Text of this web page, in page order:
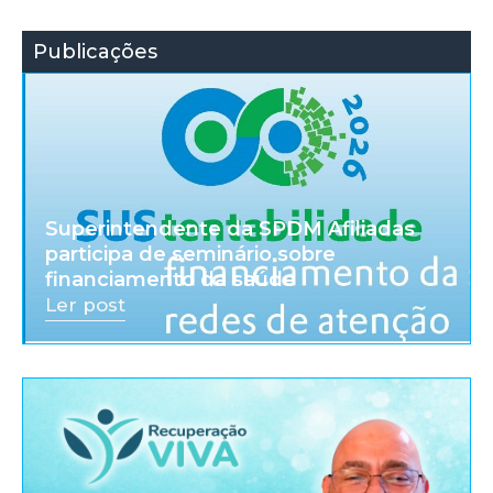
Publicações
Superintendente da SPDM Afiliadas
participa de seminário sobre
financiamento da saúde
Ler post